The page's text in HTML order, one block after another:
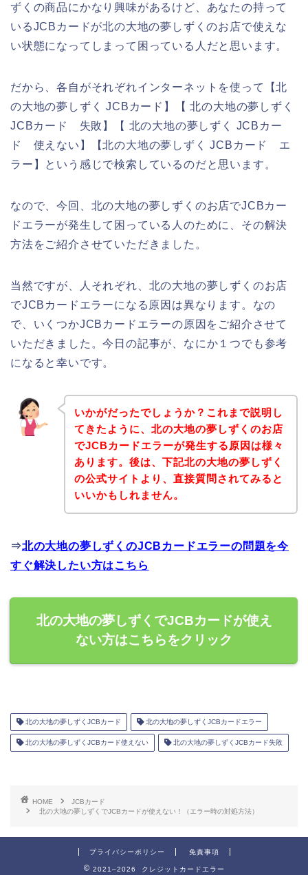
ずくの商品にかなり興味があるけど、あなたの持って
いるJCBカードが北の大地の夢しずくのお店で使えな
い状態になってしまって困っている人だと思います。
だから、各自がそれぞれインターネットを使って【北
の大地の夢しずく JCBカード】【 北の大地の夢しずく
JCBカード 失敗】【 北の大地の夢しずく JCBカー
ド 使えない】【北の大地の夢しずく JCBカード エ
ラー】という感じで検索しているのだと思います。
なので、今回、北の大地の夢しずくのお店でJCBカー
ドエラーが発生して困っている人のために、その解決
方法をご紹介させていただきました。
当然ですが、人それぞれ、北の大地の夢しずくのお店
でJCBカードエラーになる原因は異なります。なの
で、いくつかJCBカードエラーの原因をご紹介させて
いただきました。今日の記事が、なにか１つでも参考
になると幸いです。
いかがだったでしょうか？これまで説明し
てきたように、北の大地の夢しずくのお店
でJCBカードエラーが発生する原因は様々
あります。後は、下記北の大地の夢しずく
の公式サイトより、直接質問されてみると
いいかもしれません。
⇒北の大地の夢しずくのJCBカードエラーの問題を今
すぐ解決したい方はこちら
北の大地の夢しずくでJCBカードが使え
ない方はこちらをクリック
北の大地の夢しずくJCBカード 北の大地の夢しずくJCBカードエラー
北の大地の夢しずくJCBカード使えない 北の大地の夢しずくJCBカード失敗
HOME
JCBカード
北の大地の夢しずくでJCBカードが使えない！（エラー時の対処方法）
プライバシーポリシー 免責事項
2021–2026 クレジットカードエラー